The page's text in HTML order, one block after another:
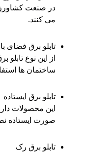
در صنعت
می کنند.
تابلو برق فضای
از این نوع تابلو
ساختمان ها
تابلو برق ایستاده
این محصولات
صورت ایستاده
تابلو برق رک